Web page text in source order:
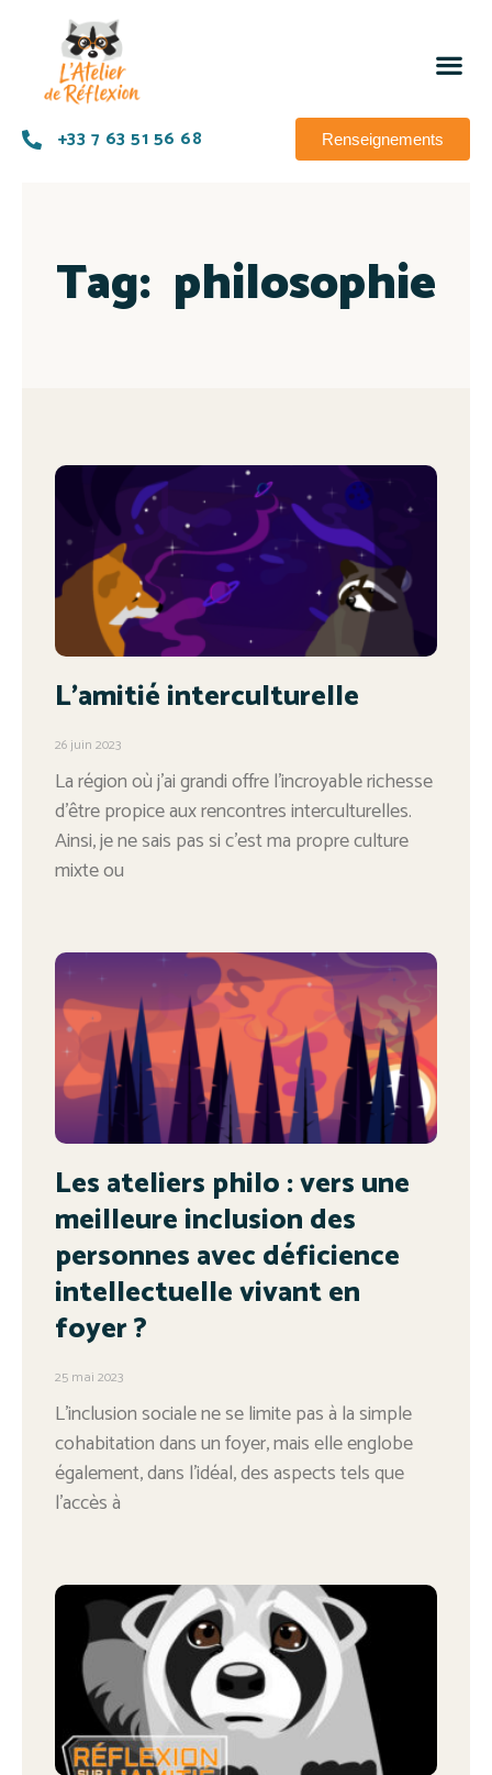
+33 7 63 51 56 68 Renseignements
Tag: philosophie
L’amitié interculturelle
26 juin 2023
La région où j’ai grandi offre l’incroyable richesse
d’être propice aux rencontres interculturelles.
Ainsi, je ne sais pas si c’est ma propre culture
mixte ou
Les ateliers philo : vers une
meilleure inclusion des
personnes avec déficience
intellectuelle vivant en
foyer ?
25 mai 2023
L’inclusion sociale ne se limite pas à la simple
cohabitation dans un foyer, mais elle englobe
également, dans l’idéal, des aspects tels que
l’accès à